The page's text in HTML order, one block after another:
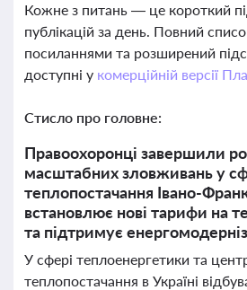
Кожне з питань — це короткий
публікацій за день. Повний
посиланнями та розширений
доступні у комерційній версії
Стисло про головне:
Правоохоронці завершили
масштабних зловживань у
теплопостачання Івано-
встановлює нові тарифи на
та підтримує
У сфері теплоенергетики та
теплопостачання в Україні